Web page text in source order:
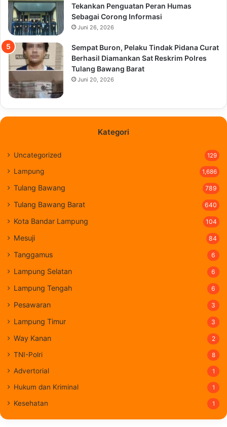
Tekankan Penguatan Peran Humas
Sebagai Corong Informasi
Juni 26, 2026
Sempat Buron, Pelaku Tindak Pidana Curat
Berhasil Diamankan Sat Reskrim Polres
Tulang Bawang Barat
Juni 20, 2026
Kategori
Uncategorized 129
Lampung 1,686
Tulang Bawang 789
Tulang Bawang Barat 640
Kota Bandar Lampung 104
Mesuji 84
Tanggamus 6
Lampung Selatan 6
Lampung Tengah 6
Pesawaran 3
Lampung Timur 3
Way Kanan 2
TNI-Polri 8
Advertorial 1
Hukum dan Kriminal 1
Kesehatan 1